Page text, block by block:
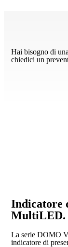
Hai bisogno di
chiedici un
Indicatore
MultiLED.
La serie DOMO
indicatore di